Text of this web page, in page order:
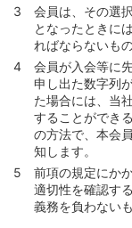
第107条 （口
第108条 （再
第109条 （口
第3節 履行期に
第110条 （遅延
第4節 約定支払
第111条 （約
第112条 （約
第113条 （第
会員は、その選
となったときに
ればならないも
会員が入会等に
申し出た数字列
た場合には、当
することができ
の方法で、本会
知します。
前項の規定にか
適切性を確認す
義務を負わない